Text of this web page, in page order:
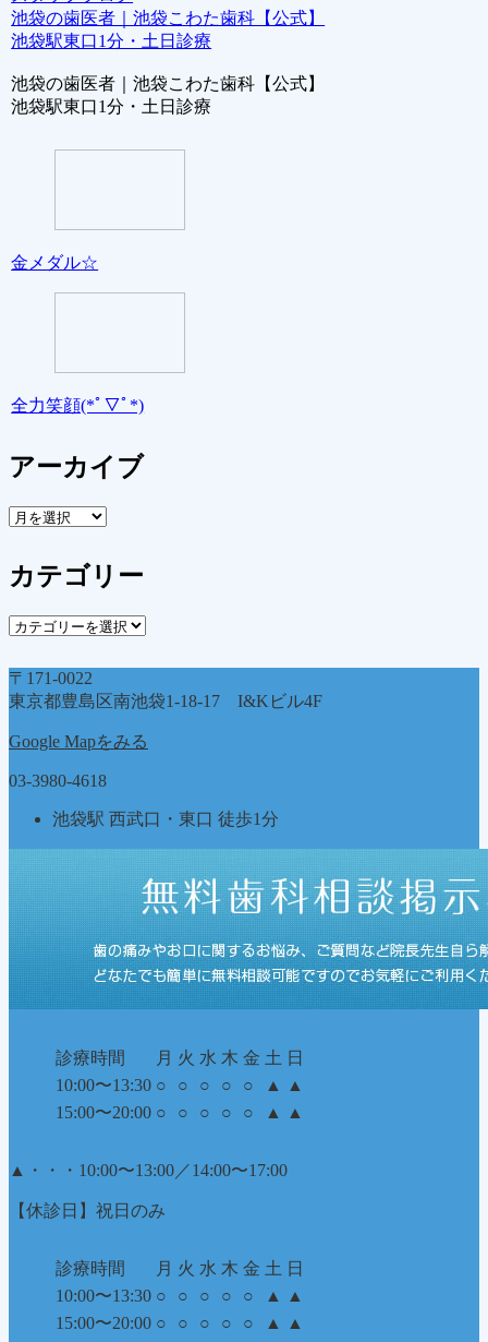
池袋の歯医者｜池袋こわた歯科【公式】
池袋駅東口1分・土日診療
池袋の歯医者｜池袋こわた歯科【公式】
池袋駅東口1分・土日診療
金メダル☆
全力笑顔(*ﾟ▽ﾟ*)
アーカイブ
ア
カ
イ
カテゴリー
カ
ゴ
リ
〒171-0022
東京都豊島区南池袋1-18-17 I&Kビル4F
Google Mapをみる
03-3980-4618
池袋駅 西武口・東口 徒歩1分
診療時間 月 火 水 木 金 土 日
10:00〜13:30 ○ ○ ○ ○ ○ ▲
▲
15:00〜20:00 ○ ○ ○ ○ ○ ▲ ▲
▲ ・・・10:00〜13:00／14:00〜17:00
【休診日】祝日のみ
診療時間 月 火 水 木 金 土 日
10:00〜13:30 ○ ○ ○ ○ ○ ▲
▲
15:00〜20:00 ○ ○ ○ ○ ○ ▲ ▲